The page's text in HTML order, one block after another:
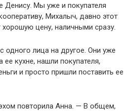
Денису. Мы уже и покупателя
Михалыч, давно этот
цену, наличными сразу.
одного лица на другое. Они уже
кухне, нашли покупателя,
и просто пришли поставить ее
повторила Анна. — В общем,